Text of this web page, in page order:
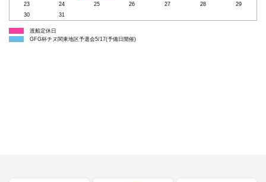
23
24 25 26 27 28
29
30
31
渡船定休日
GFG杯チヌ関東地区予選会5/17(予備日開催)